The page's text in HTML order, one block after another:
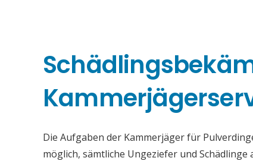
Die Aufgaben der Kammerjäger für
möglich, sämtliche Ungeziefer und